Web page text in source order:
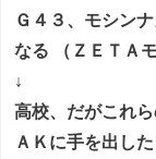
Ｇ４３、モシン
なる （ＺＥＴＡ
↓
高校、だがこれ
ＡＫに手を出し